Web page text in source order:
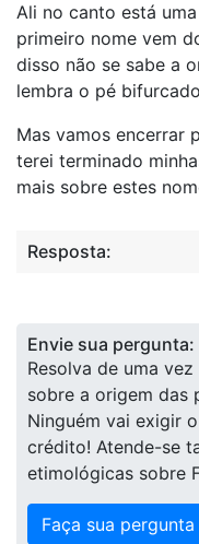
Ali no canto está uma
primeiro nome vem
disso não se sabe a
lembra o pé
Mas vamos encerrar
terei terminado
mais sobre estes
Resposta:
Envie sua pergunta:
Resolva de uma
sobre a origem das
Ninguém vai exigir
crédito! Atende-se
etimológicas sobre
Faça sua pergunta